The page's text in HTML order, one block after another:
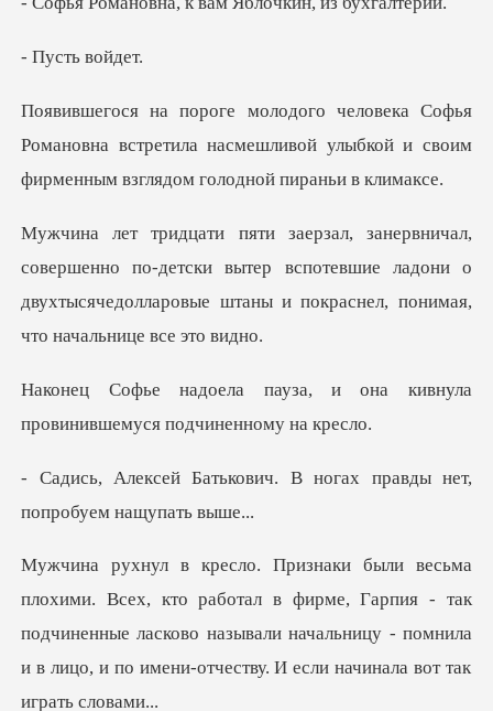
ть во
Романовна встретила насмешливой улыбкой и своим
о по-детски вытер вспотевшие ладони о
двухтысячедолларовы
, и она кивнула
провинившем
ич. В ногах правды нет,
п
в фирме, Гарпия - так
подчиненные ласково называли начальницу - помнила